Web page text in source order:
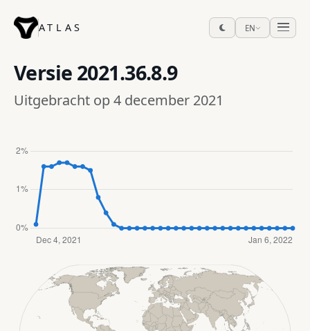
ATLAS EN
Versie 2021.36.8.9
Uitgebracht op 4 december 2021